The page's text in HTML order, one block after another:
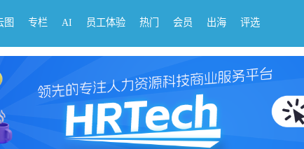
图 专栏 AI 员工体验 热门 会员 出海 评选